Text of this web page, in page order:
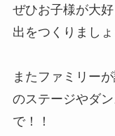
ぜひお子様が大
出をつくりまし
またファミリー
のステージやダ
で！！